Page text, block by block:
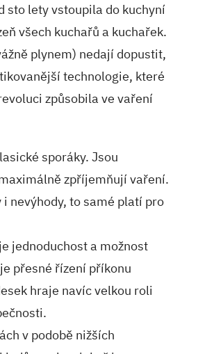
sto lety vstoupila do kuchyní
všech kuchařů a kuchařek.
plynem) nedají dopustit,
technologie, které
způsobila ve vaření
sporáky. Jsou
zpříjemňují vaření.
nevýhody, to samé platí pro
jednoduchost a možnost
přesné řízení příkonu
hraje navíc velkou roli
v podobě nižších